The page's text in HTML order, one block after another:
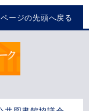
ページの先頭へ戻る